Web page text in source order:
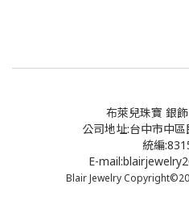
布萊兒珠寶 銀
公司地址:台中市中
統編
E-
Blair Jewelry